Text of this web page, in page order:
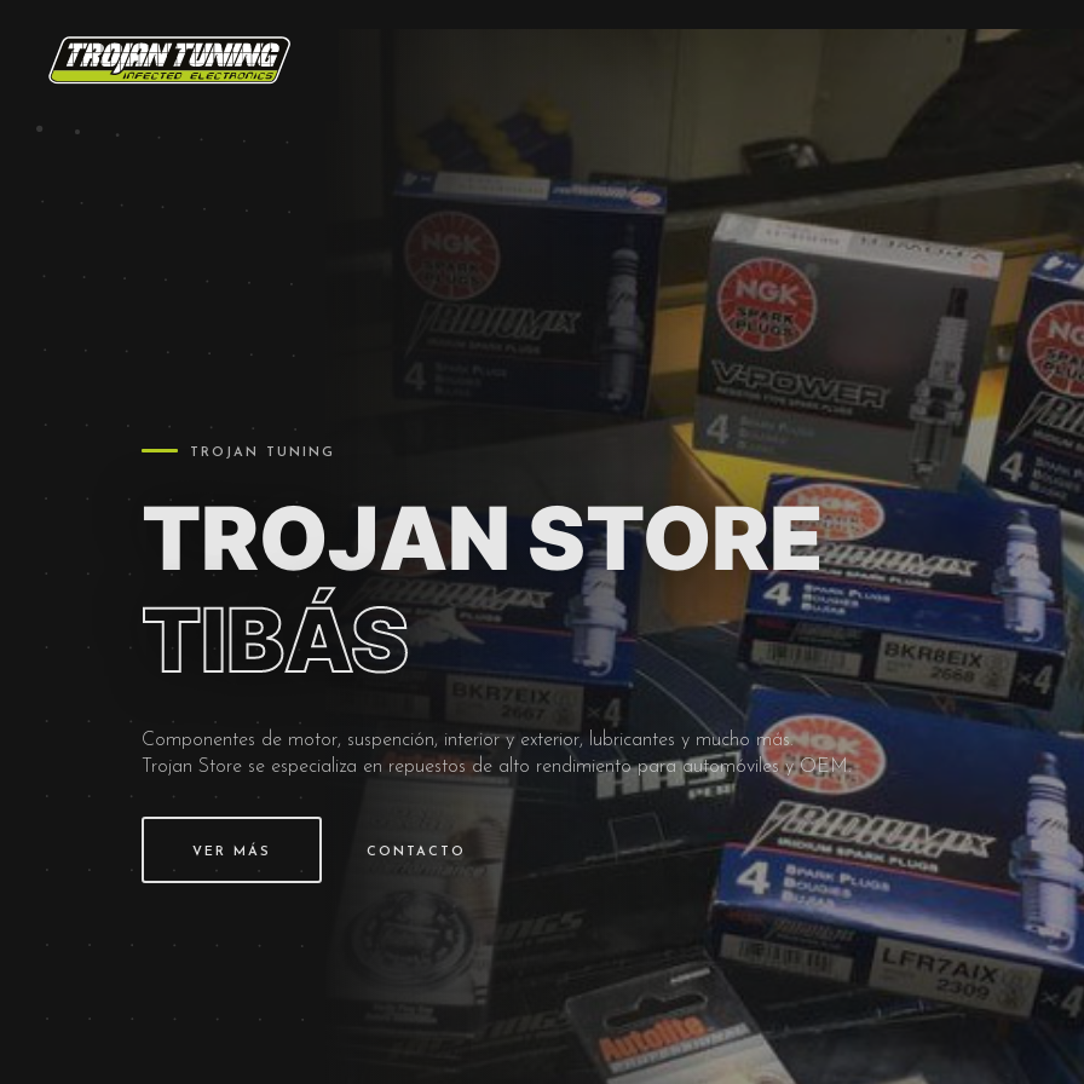
TROJAN TUNING
TROJAN STORE
TIBÁS
Componentes de motor, suspención, interior y exterior, lubricantes y mucho más.
Trojan Store se especializa en repuestos de alto rendimiento para automóviles y OEM.
VER MÁS CONTACTO